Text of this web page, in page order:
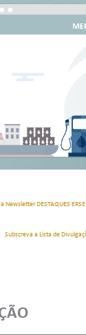
Newsletter DESTAQUES
Subscreva a Lista de